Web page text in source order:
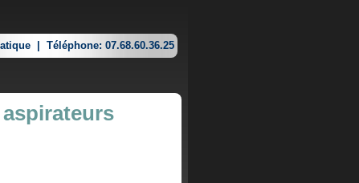
Téléphone: 07.68.60.36.25